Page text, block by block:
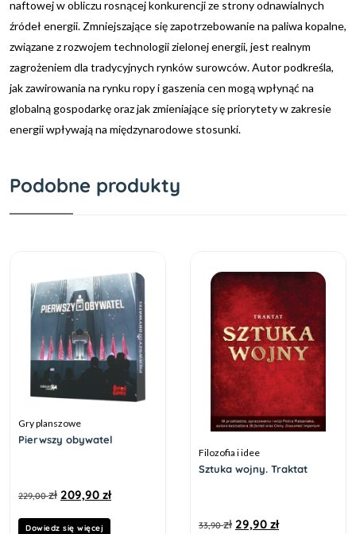
naftowej w obliczu rosnącej konkurencji ze strony odnawialnych
źródeł energii. Zmniejszające się zapotrzebowanie na paliwa kopalne,
związane z rozwojem technologii zielonej energii, jest realnym
zagrożeniem dla tradycyjnych rynków surowców. Autor podkreśla,
jak zawirowania na rynku ropy i gaszenia cen mogą wpłynąć na
globalną gospodarkę oraz jak zmieniające się priorytety w zakresie
energii wpływają na międzynarodowe stosunki.
Podobne produkty
Gry planszowe
Pierwszy obywatel
229,00zł 209,90 zł
Dowiedz się więcej
Filozofia i idee
Sztuka wojny. Traktat
33,90zł 29,90 zł